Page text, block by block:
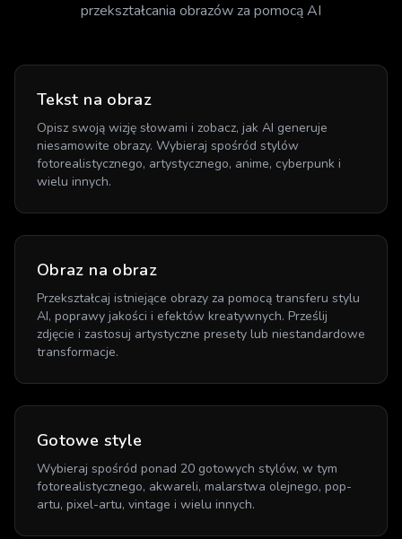
przekształcania obrazów za pomocą AI
Tekst na obraz
Opisz swoją wizję słowami i zobacz, jak AI generuje
niesamowite obrazy. Wybieraj spośród stylów
fotorealistycznego, artystycznego, anime, cyberpunk i
wielu innych.
Obraz na obraz
Przekształcaj istniejące obrazy za pomocą transferu stylu
AI, poprawy jakości i efektów kreatywnych. Prześlij
zdjęcie i zastosuj artystyczne presety lub niestandardowe
transformacje.
Gotowe style
Wybieraj spośród ponad 20 gotowych stylów, w tym
fotorealistycznego, akwareli, malarstwa olejnego, pop-
artu, pixel-artu, vintage i wielu innych.